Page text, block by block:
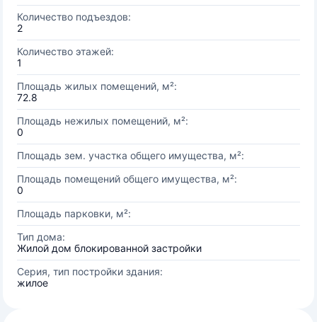
Количество подъездов:
2
Количество этажей:
1
Площадь жилых помещений, м²:
72.8
Площадь нежилых помещений, м²:
0
Площадь зем. участка общего имущества, м²:
Площадь помещений общего имущества, м²:
0
Площадь парковки, м²:
Тип дома:
Жилой дом блокированной застройки
Серия, тип постройки здания:
жилое